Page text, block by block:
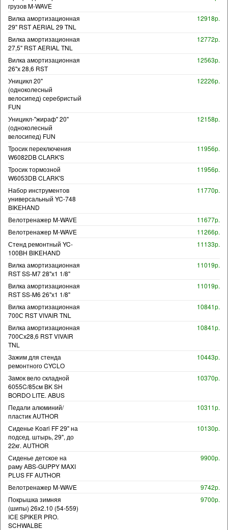
грузов M-WAVE
Вилка амортизационная
29" RST AERIAL 29 TNL
12918р.
Вилка амортизационная
27,5" RST AERIAL TNL
12772р.
Вилка амортизационная
26"х 28,6 RST
12563р.
Уницикл 20"
(одноколесный
велосипед) серебристый
FUN
12226р.
Уницикл-"жираф" 20"
(одноколесный
велосипед) FUN
12158р.
Тросик переключения
W6082DB CLARK'S
11956р.
Тросик тормозной
W6053DB CLARK'S
11956р.
Набор инструментов
универсальный YC-748
BIKEHAND
11770р.
Велотренажер M-WAVE
11677р.
Велотренажер M-WAVE
11266р.
Стенд ремонтный YC-
100BH BIKEHAND
11133р.
Вилка амортизационная
RST SS-M7 28"х1 1/8"
11019р.
Вилка амортизационная
RST SS-M6 26"х1 1/8"
11019р.
Вилка амортизационная
700С RST VIVAIR TNL
10841р.
Вилка амортизационная
700Сх28,6 RST VIVAIR
TNL
10841р.
Зажим для стенда
ремонтного CYCLO
10443р.
Замок вело складной
6055C/85см BK SH
BORDO LITE. ABUS
10370р.
Педали алюминий/
пластик AUTHOR
10311р.
Сиденье Koari FF 29" на
подсед. штырь, 29", до
22кг. AUTHOR
10130р.
Сиденье детское на
раму ABS-GUPPY MAXI
PLUS FF AUTHOR
9900р.
Велотренажер M-WAVE
9742р.
Покрышка зимняя
(шипы) 26x2.10 (54-559)
ICE SPIKER PRO.
SCHWALBE
9700р.